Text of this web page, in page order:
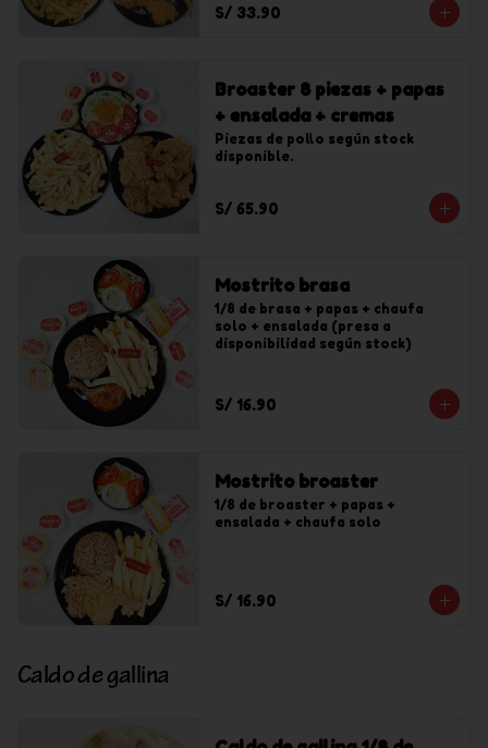
S/ 33.90
Broaster 8 piezas + papas
+ ensalada + cremas
Piezas de pollo según stock
disponible.
S/ 65.90
Mostrito brasa
1/8 de brasa + papas + chaufa
solo + ensalada (presa a
disponibilidad según stock)
S/ 16.90
Mostrito broaster
1/8 de broaster + papas +
ensalada + chaufa solo
S/ 16.90
Caldo de gallina